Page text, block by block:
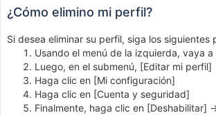
¿Cómo elimino mi perfil?
Si desea eliminar su perfil, siga los siguientes
Usando el menú de la izquierda, vaya
Luego, en el submenú, [Editar mi perfil]
Haga clic en [Mi configuración]
Haga clic en [Cuenta y seguridad]
Finalmente, haga clic en [Deshabilitar]